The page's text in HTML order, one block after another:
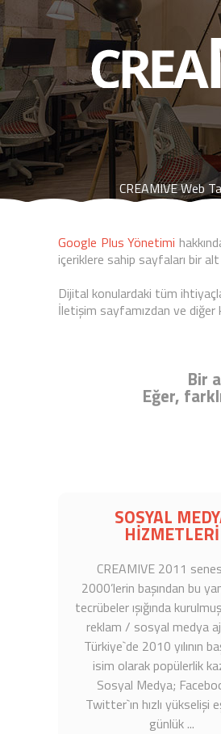
CREAMIVE Web
Google Plus Yönetimi
içeriklere sahip sayfaları bir alt
Dijital konulardaki tüm
İletişim sayfamızdan ve
Bir
Eğer,
SOSYAL
HİZMETLERİ
CREAMIVE 2011
2000’lerin başından bu
tecrübeler ışığında
reklam / sosyal medya
Türkiye`de 2010 yılının
isim olarak popülerlik
Sosyal Medya;
Twitter`ın hızlı yükselişi
günlük ...